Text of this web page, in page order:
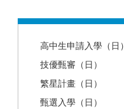
高中生申請入學（日）
技優甄審（日）
繁星計畫（日）
甄選入學（日）